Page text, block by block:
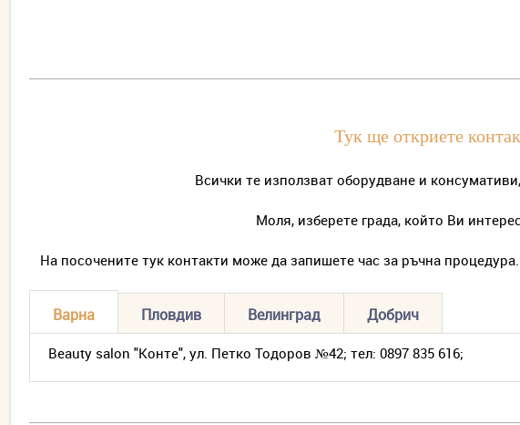
Тук ще откриете
Всички те използват оборудване и
Моля, изберете града, който Ви
На посочените тук контакти може да запишете час за ръчна
Варна Пловдив Велинград Добрич
Beauty salon "Конте", ул. Петко Тодоров №42; тел: 0897 835 616;